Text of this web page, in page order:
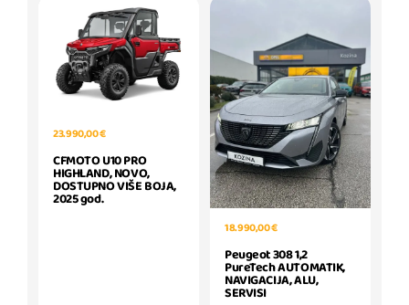
23.990,00 €
CFMOTO U10 PRO
HIGHLAND, NOVO,
DOSTUPNO VIŠE BOJA,
2025 god.
18.990,00 €
Peugeot 308 1,2
PureTech AUTOMATIK,
NAVIGACIJA, ALU,
SERVISI